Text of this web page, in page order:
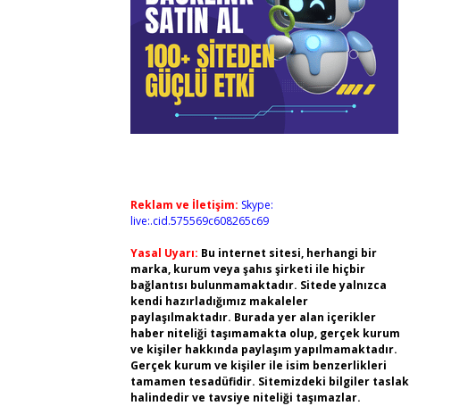
Reklam ve İletişim: Skype:
live:.cid.575569c608265c69
Yasal Uyarı: Bu internet sitesi, herhangi bir
marka, kurum veya şahıs şirketi ile hiçbir
bağlantısı bulunmamaktadır. Sitede yalnızca
kendi hazırladığımız makaleler
paylaşılmaktadır. Burada yer alan içerikler
haber niteliği taşımamakta olup, gerçek kurum
ve kişiler hakkında paylaşım yapılmamaktadır.
Gerçek kurum ve kişiler ile isim benzerlikleri
tamamen tesadüfidir. Sitemizdeki bilgiler taslak
halindedir ve tavsiye niteliği taşımazlar.